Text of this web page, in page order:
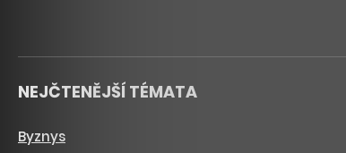
NEJČTENĚJŠÍ TÉMATA
Byznys